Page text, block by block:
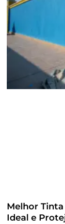
Melhor Tinta
Ideal e